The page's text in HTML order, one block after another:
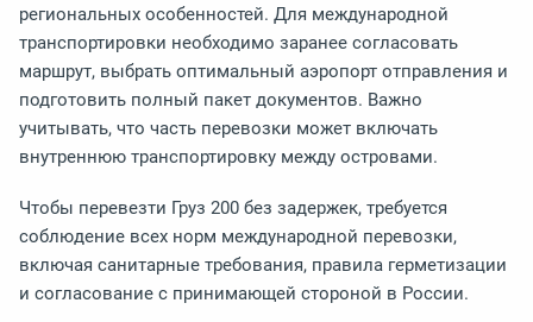
региональных особенностей. Для международной
транспортировки необходимо заранее согласовать
маршрут, выбрать оптимальный аэропорт отправления и
подготовить полный пакет документов. Важно
учитывать, что часть перевозки может включать
внутреннюю транспортировку между островами.
Чтобы перевезти Груз 200 без задержек, требуется
соблюдение всех норм международной перевозки,
включая санитарные требования, правила герметизации
и согласование с принимающей стороной в России.